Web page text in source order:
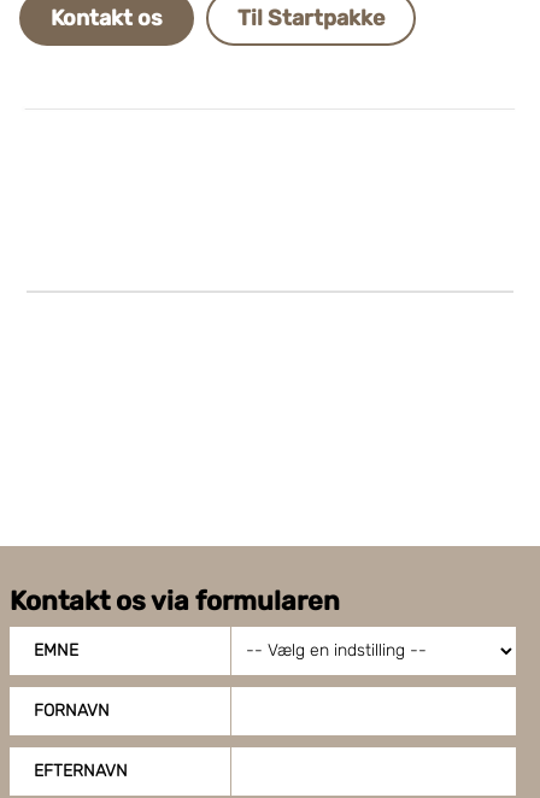
Kontakt os Til Startpakke
Kontakt os via formularen
EMNE
FORNAVN
EFTERNAVN